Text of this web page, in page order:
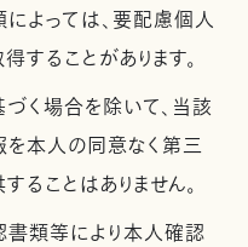
よっては、要配慮個人
することがあります。
づく場合を除いて、当該
本人の同意なく第三
ることはありません。
書類等により本人確認